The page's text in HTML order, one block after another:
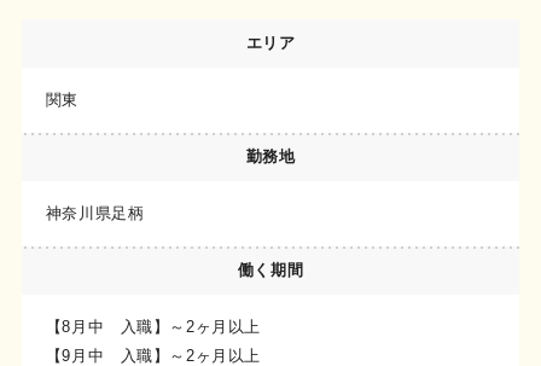
エリア
関東
勤務地
神奈川県足柄
働く期間
【8月中 入職】～2ヶ月以上
【9月中 入職】～2ヶ月以上